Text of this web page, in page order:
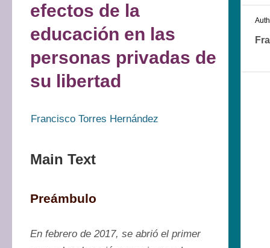
efectos de la
educación en las
personas privadas de
su libertad
Francisco Torres Hernández
Main Text
Preámbulo
En febrero de 2017, se abrió el primer